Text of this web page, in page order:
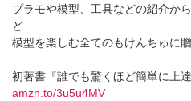
プラモや模型、工具などの紹介か
ど
模型を楽しむ全てのもけんちゅに
初著書『誰でも驚くほど簡単に上
amzn.to/3u5u4MV